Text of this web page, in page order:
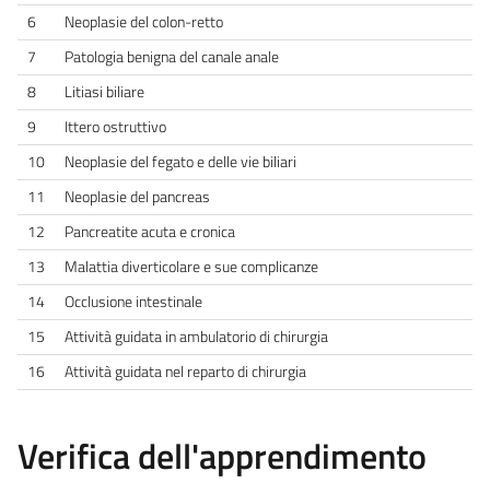
6
Neoplasie del colon-retto
7
Patologia benigna del canale anale
8
Litiasi biliare
9
Ittero ostruttivo
10
Neoplasie del fegato e delle vie biliari
11
Neoplasie del pancreas
12
Pancreatite acuta e cronica
13
Malattia diverticolare e sue complicanze
14
Occlusione intestinale
15
Attività guidata in ambulatorio di chirurgia
16
Attività guidata nel reparto di chirurgia
Verifica dell'apprendimento